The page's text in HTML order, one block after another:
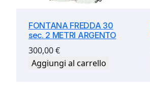
FONTANA FREDDA 30
sec. 2 METRI ARGENTO
300,00€
Aggiungi al carrello